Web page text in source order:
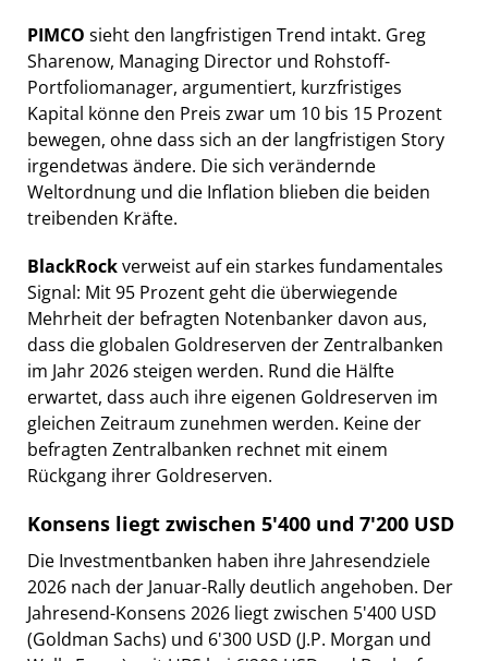
PIMCO sieht den langfristigen Trend intakt. Greg
Sharenow, Managing Director und Rohstoff-
Portfoliomanager, argumentiert, kurzfristiges
Kapital könne den Preis zwar um 10 bis 15 Prozent
bewegen, ohne dass sich an der langfristigen Story
irgendetwas ändere. Die sich verändernde
Weltordnung und die Inflation blieben die beiden
treibenden Kräfte.
BlackRockverweist auf ein starkes fundamentales
Signal: Mit 95 Prozent geht die überwiegende
Mehrheit der befragten Notenbanker davon aus,
dass die globalen Goldreserven der Zentralbanken
im Jahr 2026 steigen werden. Rund die Hälfte
erwartet, dass auch ihre eigenen Goldreserven im
gleichen Zeitraum zunehmen werden. Keine der
befragten Zentralbanken rechnet mit einem
Rückgang ihrer Goldreserven.
Konsens liegt zwischen 5'400 und 7'200 USD
Die Investmentbanken haben ihre Jahresendziele
2026 nach der Januar-Rally deutlich angehoben. Der
Jahresend-Konsens 2026 liegt zwischen 5'400 USD
(Goldman Sachs) und 6'300 USD (J.P. Morgan und